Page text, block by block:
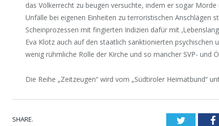
das Völkerrecht zu beugen versuchte, indem er sogar
Unfälle bei eigenen Einheiten zu terroristischen Anschlägen
Scheinprozessen mit fingierten Indizien dafür mit
Eva Klotz auch auf den staatlich sanktionierten psychischen
wenig rühmliche Rolle der Kirche und so mancher SVP- und
Die Reihe „Zeitzeugen“ wird vom „Südtiroler Heimatbund“
SHARE. Twitter